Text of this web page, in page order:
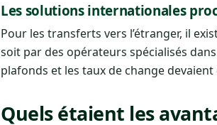
Les solutions internationales
Pour les transferts vers l’étranger, il
soit par des opérateurs spécialisés
plafonds et les taux de change
Quels étaient les